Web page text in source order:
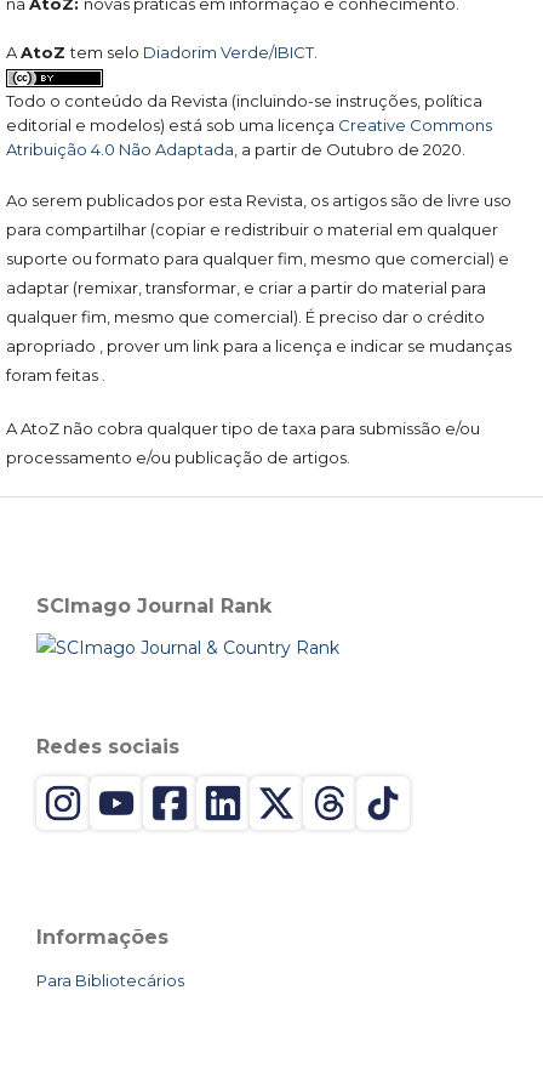
na AtoZ: novas práticas em informação e conhecimento.
AAtoZtem selo Diadorim Verde/IBICT.
Todo o conteúdo da Revista (incluindo-se instruções, política
editorial e modelos) está sob uma licença Creative Commons
Atribuição 4.0 Não Adaptada, a partir de Outubro de 2020.
Ao serem publicados por esta Revista, os artigos são de livre uso
para compartilhar (copiar e redistribuir o material em qualquer
suporte ou formato para qualquer fim, mesmo que comercial) e
adaptar (remixar, transformar, e criar a partir do material para
qualquer fim, mesmo que comercial). É preciso dar o crédito
apropriado , prover um link para a licença e indicar se mudanças
foram feitas .
A AtoZ não cobra qualquer tipo de taxa para submissão e/ou
processamento e/ou publicação de artigos.
SCImago Journal Rank
Redes sociais
Informações
Para Bibliotecários